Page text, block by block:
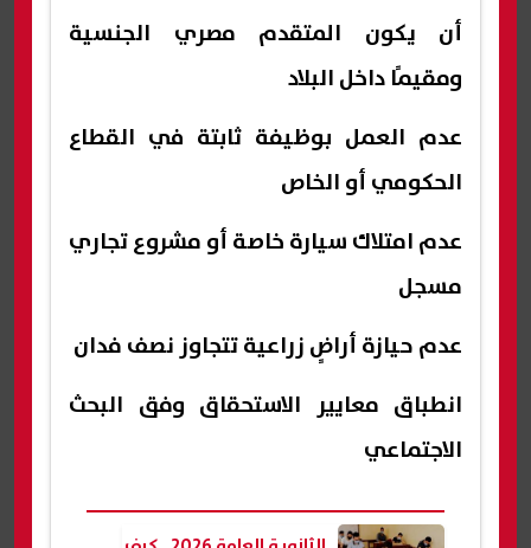
أن يكون المتقدم مصري الجنسية
ومقيمًا داخل البلاد
عدم العمل بوظيفة ثابتة في القطاع
الحكومي أو الخاص
عدم امتلاك سيارة خاصة أو مشروع تجاري
مسجل
عدم حيازة أراضٍ زراعية تتجاوز نصف فدان
انطباق معايير الاستحقاق وفق البحث
الاجتماعي